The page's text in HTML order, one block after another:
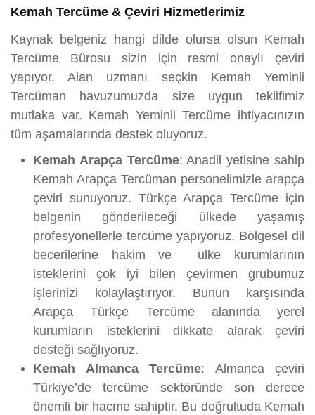
Kemah Tercüme & Çeviri Hizmetlerimiz
Kaynak belgeniz hangi dilde olursa olsun Kemah
Tercüme Bürosu sizin için resmi onaylı çeviri
yapıyor. Alan uzmanı seçkin Kemah Yeminli
Tercüman havuzumuzda size uygun teklifimiz
mutlaka var. Kemah Yeminli Tercüme ihtiyacınızın
tüm aşamalarında destek oluyoruz.
Kemah Arapça Tercüme: Anadil yetisine sahip
Kemah Arapça Tercüman personelimizle arapça
çeviri sunuyoruz. Türkçe Arapça Tercüme için
belgenin gönderileceği ülkede yaşamış
profesyonellerle tercüme yapıyoruz. Bölgesel dil
becerilerine hakim ve ülke kurumlarının
isteklerini çok iyi bilen çevirmen grubumuz
işlerinizi kolaylaştırıyor. Bunun karşısında
Arapça Türkçe Tercüme alanında yerel
kurumların isteklerini dikkate alarak çeviri
desteği sağlıyoruz.
Kemah Almanca Tercüme: Almanca çeviri
Türkiye’de tercüme sektöründe son derece
önemli bir hacme sahiptir. Bu doğrultuda Kemah